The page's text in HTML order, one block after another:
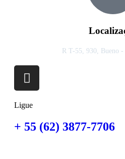
R T-55, 930, Bueno
Ligue
+ 55 (62) 3877-7706